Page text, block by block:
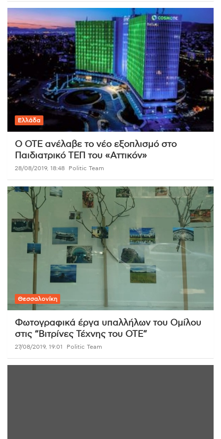
Ελλάδα
Ο ΟΤΕ ανέλαβε το νέο εξοπλισμό στο
Παιδιατρικό ΤΕΠ του «Αττικόν»
28/08/2019, 18:48 Politic Team
Θεσσαλονίκη
Φωτογραφικά έργα υπαλλήλων του Ομίλου
στις “Βιτρίνες Τέχνης του ΟΤΕ”
27/08/2019, 19:01 Politic Team